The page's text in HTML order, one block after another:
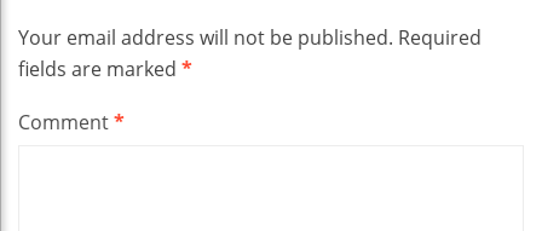
Your email address will not be published. Required
fields are marked *
Comment*